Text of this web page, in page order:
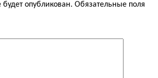
опубликован. Обязательные поля